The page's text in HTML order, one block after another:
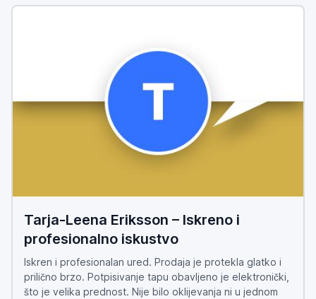
Tarja-Leena Eriksson – Iskreno i
profesionalno iskustvo
Iskren i profesionalan ured. Prodaja je protekla glatko i
prilično brzo. Potpisivanje tapu obavljeno je elektronički,
što je velika prednost. Nije bilo oklijevanja ni u jednom